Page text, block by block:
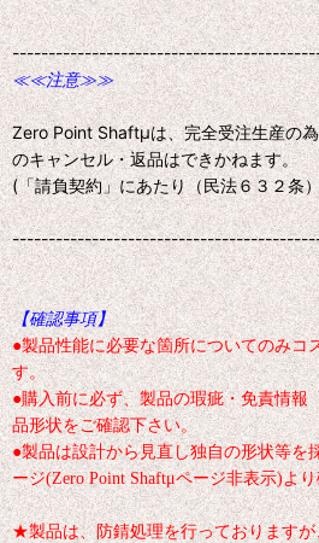
≪≪注意≫≫
Zero Point Shaftμは、完全受注生産の
のキャンセル・返品はできかねます。
(「請負契約」にあたり（民法６３２条
【確認事項】
●製品性能に必要な箇所についてのみコ
す。
●購入前に必ず、製品の瑕疵・免責情
品形状をご確認下さい。
●製品は設計から見直し独自の形状等を
ージ(Zero Point Shaftμページ非表示)よ
★製品は、防錆処理を行っております